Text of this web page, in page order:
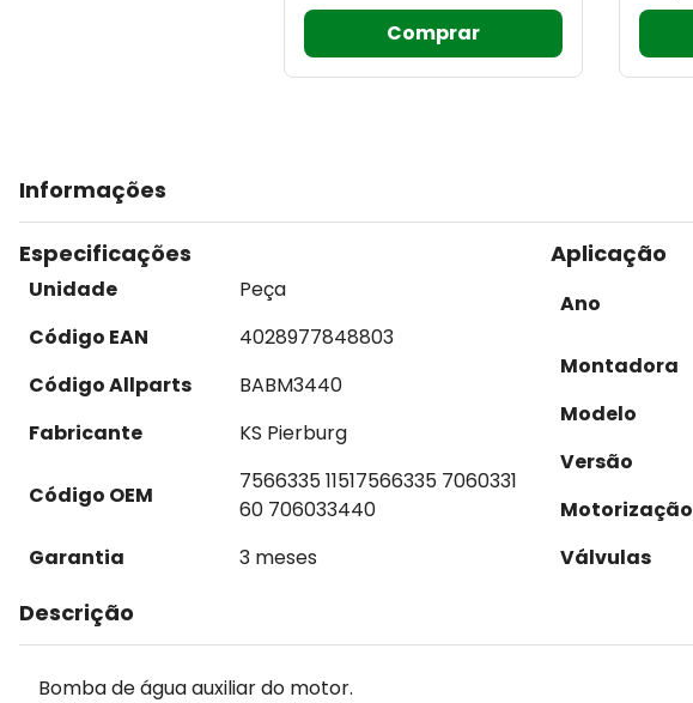
Comprar
Informações
Especificações
Unidade
Peça
Código EAN
4028977848803
Código Allparts
BABM3440
Fabricante
KS Pierburg
Código OEM
7566335 11517566335 7060331
60 706033440
Garantia
3 meses
Aplicação
Ano
Montadora
Modelo
Versão
Motorização
Válvulas
Descrição
Bomba de água auxiliar do motor.